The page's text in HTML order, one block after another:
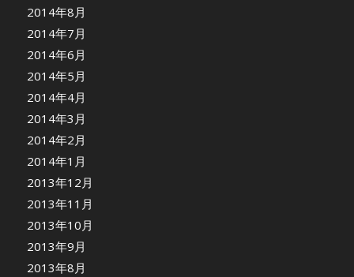
2014年8月
2014年7月
2014年6月
2014年5月
2014年4月
2014年3月
2014年2月
2014年1月
2013年12月
2013年11月
2013年10月
2013年9月
2013年8月